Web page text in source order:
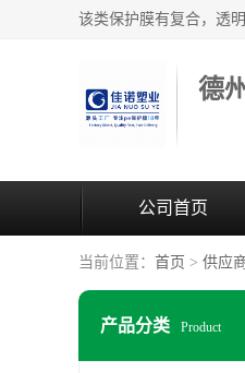
德
公司首页
当前位置： 首页 > 供应
产品分类 Product